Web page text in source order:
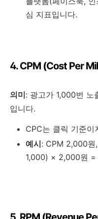
심 지표입니다.
4. CPM (Cost Per
의미: 광고가 1,000번 노
입니다.
CPC는 클릭 기준이
예시: CPM 2,000
1,000) × 2,000원